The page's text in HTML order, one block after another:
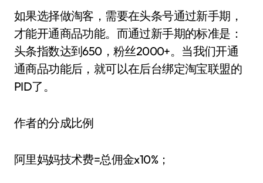
如果选择做淘客，需要在头条号通过新手期，
才能开通商品功能。而通过新手期的标准是：
头条指数达到650，粉丝2000+。当我们开通
通商品功能后，就可以在后台绑定淘宝联盟的
PID了。
作者的分成比例
阿里妈妈技术费=总佣金x10%；